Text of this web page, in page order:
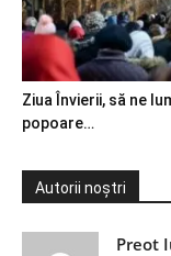
Ziua Învierii, să ne
popoare…
Autorii noștri
Preot